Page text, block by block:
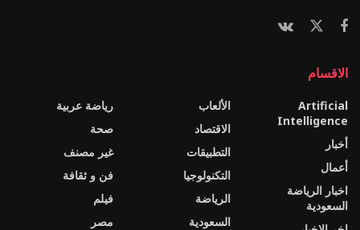
الاقسام
Artificial
Intelligence
أخبار
أعمال
اخبار الرياضة
السعودية
الألعاب
الاقتصاد
التطبيقات
التكنولوجيا
الرياضة
السعودية
رياضة عربية
صحة
غير مصنف
فن و ثقافة
فيلم
مصر